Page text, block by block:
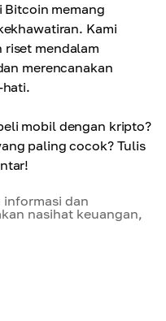
memang
Kami
riset mendalam
merencanakan
hati.
mobil dengan kripto?
paling cocok? Tulis
dan
nasihat keuangan,